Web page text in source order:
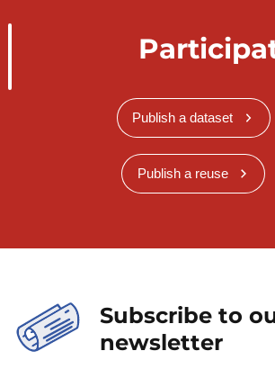
Publish a dataset
Publish a reuse
Subscribe to
newsletter